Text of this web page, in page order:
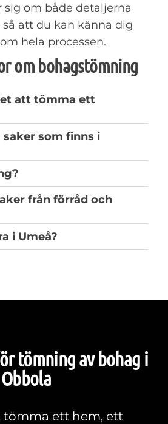
sig om både detaljerna
att du kan känna dig
hela processen.
om bohagstömning
att tömma ett
saker som finns i
från förråd och
i Umeå?
tömning av bohag i
Obbola
tömma ett hem, ett